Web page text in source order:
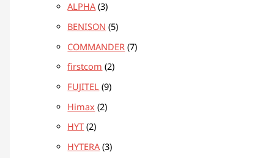
ALPHA 3
BENISON 5
COMMANDER 7
firstcom 2
FUJITEL 9
Himax 2
HYT 2
HYTERA 3